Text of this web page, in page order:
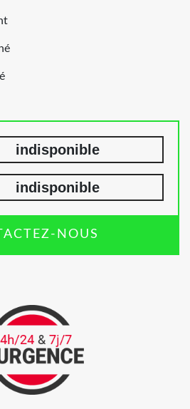
indisponible
indisponible
NOUS